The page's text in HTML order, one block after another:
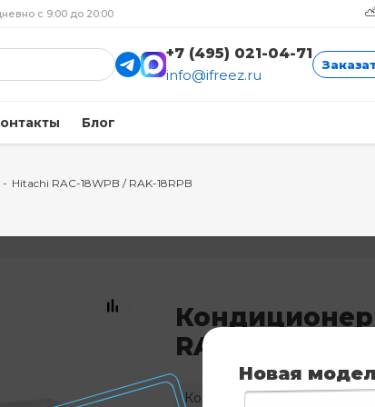
с 9:00 до 20:00
+7 (495) 021-04-71
info@ifreez.ru
Блог
- Hitachi RAC-18WPB / RAK-18RPB
RAC-18WPB /
Код: 2111 Нет в наличии
Новая